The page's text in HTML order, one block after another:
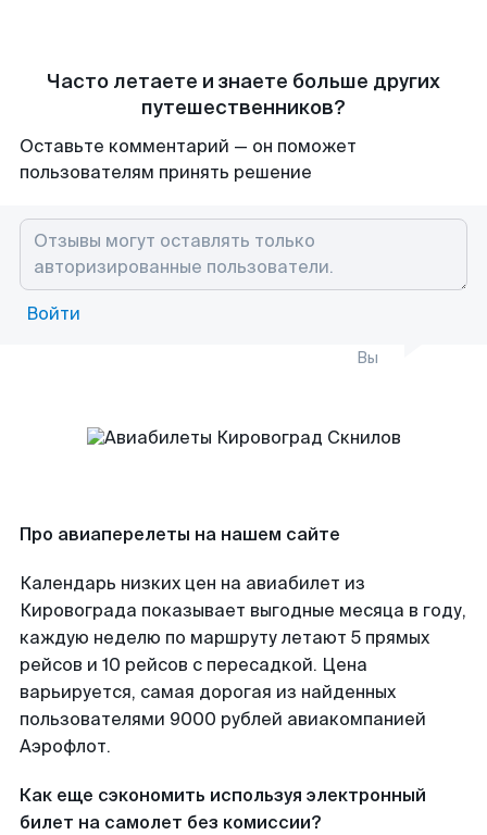
Часто летаете и знаете больше других
путешественников?
Оставьте комментарий — он поможет
пользователям принять решение
Войти
Вы
Про авиаперелеты на нашем сайте
Календарь низких цен на авиабилет из
Кировограда показывает выгодные месяца в году,
каждую неделю по маршруту летают 5 прямых
рейсов и 10 рейсов с пересадкой. Цена
варьируется, самая дорогая из найденных
пользователями 9000 рублей авиакомпанией
Аэрофлот.
Как еще сэкономить используя электронный
билет на самолет без комиссии?